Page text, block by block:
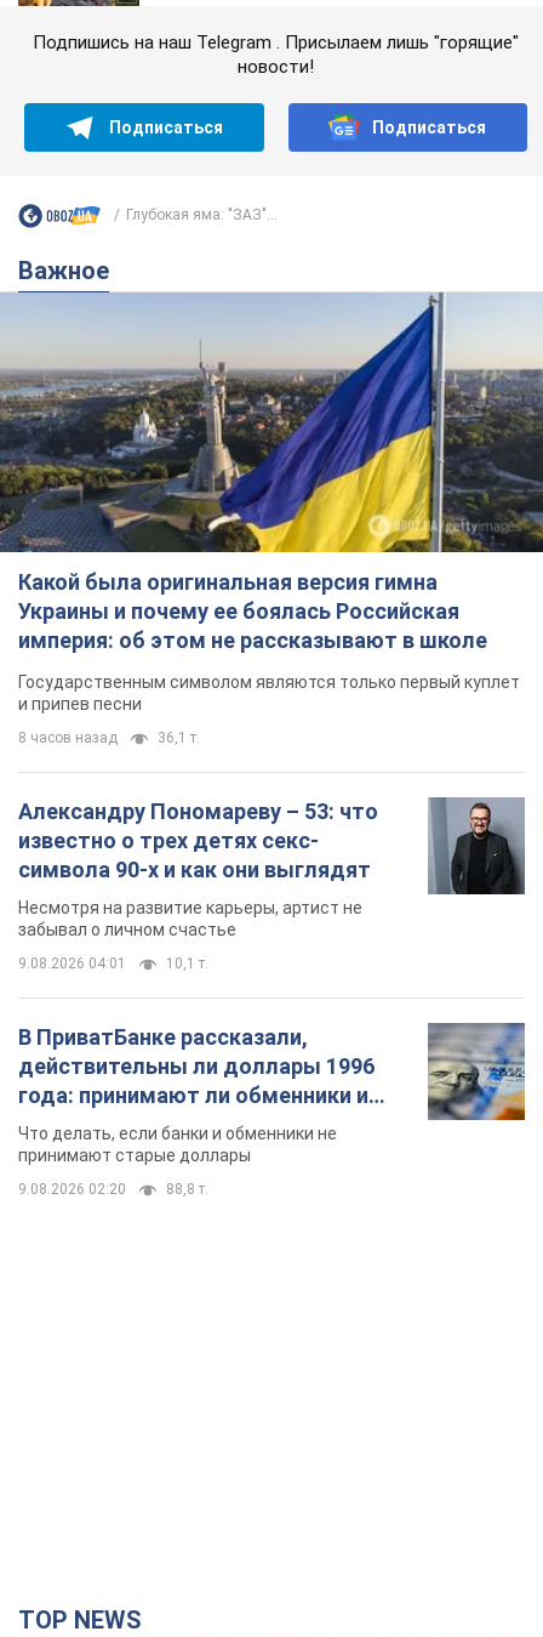
Подпишись на наш Telegram . Присылаем лишь "горящие"
новости!
Подписаться Подписаться
Глубокая яма: "ЗАЗ"...
Важное
Какой была оригинальная версия гимна
Украины и почему ее боялась Российская
империя: об этом не рассказывают в школе
Государственным символом являются только первый куплет
и припев песни
8 часов назад 36,1 т.
Александру Пономареву – 53: что
известно о трех детях секс-
символа 90-х и как они выглядят
Несмотря на развитие карьеры, артист не
забывал о личном счастье
9.08.2026 04:01 10,1 т.
В ПриватБанке рассказали,
действительны ли доллары 1996
года: принимают ли обменники и
банки такие купюры
Что делать, если банки и обменники не
принимают старые доллары
9.08.2026 02:20 88,8 т.
TOP NEWS